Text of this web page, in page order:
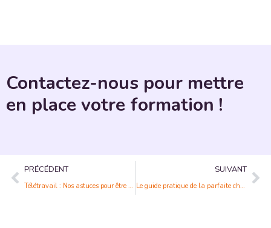
Contactez-nous pour mettre
en place votre formation !
PRÉCÉDENT
Télétravail : Nos astuces pour être efficace
SUIVANT
Le guide pratique de la parfaite chasse aux œufs